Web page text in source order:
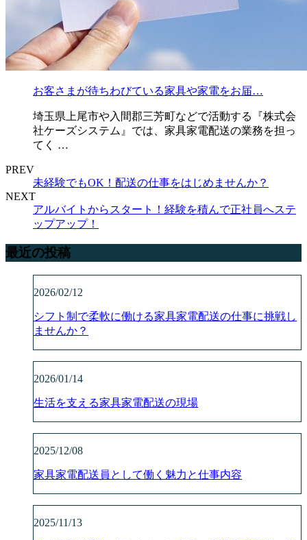
お客さまが待ちわびている家具や家電をお届…
埼玉県上尾市や入間郡三芳町などで活動する『株式会
社ケーズシステム』では、家具家電配送の業務を担っ
てく …
PREV
未経験でもOK！配送の仕事をはじめませんか？
NEXT
アルバイトからスタート！経験を積んで正社員へステ
ップアップ！
最近の投稿
2026/02/12
シフト制で柔軟に働ける家具家電配送の仕事に挑戦し
ませんか？
2026/01/14
生活を支える家具家電配送の現場
2025/12/08
家具家電配送員として働く魅力と仕事内容
2025/11/13